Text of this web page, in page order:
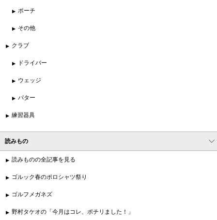
ポーチ
その他
クラブ
ドライバー
ウェッジ
パター
練習器具
読みもの
読みものの全記事を見る
ゴルック春のポロシャツ祭り
ゴルフメガネズ
野村タケオの「今月はコレ、ポチリました！」